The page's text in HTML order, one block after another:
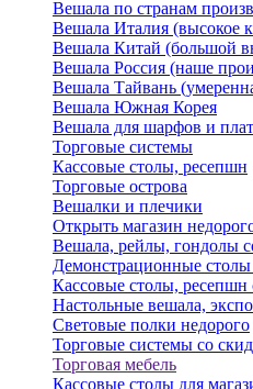
Вешала по странам
Вешала Италия (высокое
Вешала Китай (большой
Вешала Россия (наше
Вешала Тайвань
Вешала Южная Корея
Вешала для шарфов и
Торговые системы
Кассовые столы, ресепшн
Торговые острова
Вешалки и плечики
Открыть магазин
Вешала, рейлы, гондолы
Демонстрационные столы
Кассовые столы, ресепшн
Настольные вешала,
Световые полки недорого
Торговые системы со
Торговая мебель
Кассовые столы для